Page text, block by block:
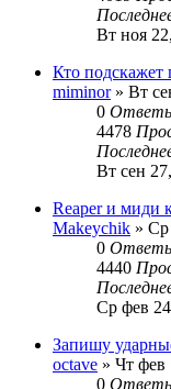
Вт ноя
Кто подскажет
miminor» Вт
0
4478
Вт сен
Reaper и миди
Makeychik » Ср
0
4440
Ср фев
Запишу
octave » Чт фев
0